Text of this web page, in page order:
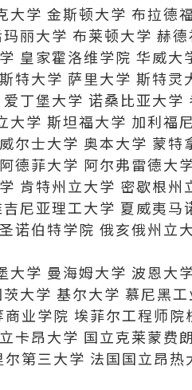
学 金斯顿大学 布拉德
丽大学 布莱顿大学 赫
皇家霍洛维学院 华威大
特大学 萨里大学 斯特灵
丁堡大学 诺桑比亚大学
学 斯坦福大学 加利福
尔士大学 奥本大学 蒙特
德菲大学 阿尔弗雷德大
肯特州立大学 密歇根州
尼亚理工大学 夏威夷马
诺伯特学院 俄亥俄州立
学 曼海姆大学 波恩大
大学 基尔大学 慕尼黑
业学院 埃菲尔工程师院
卡昂大学 国立克莱蒙费
第三大学 法国国立昂热